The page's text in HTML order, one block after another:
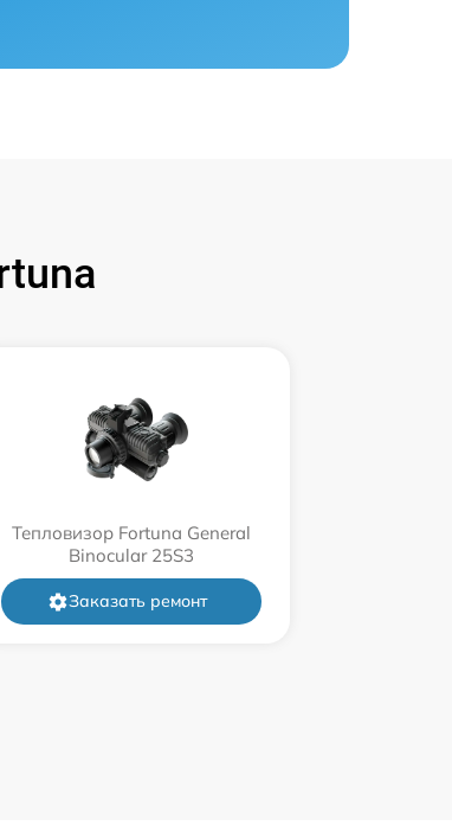
Тепловизор Fortuna General
Binocular 25S3
Заказать ремонт